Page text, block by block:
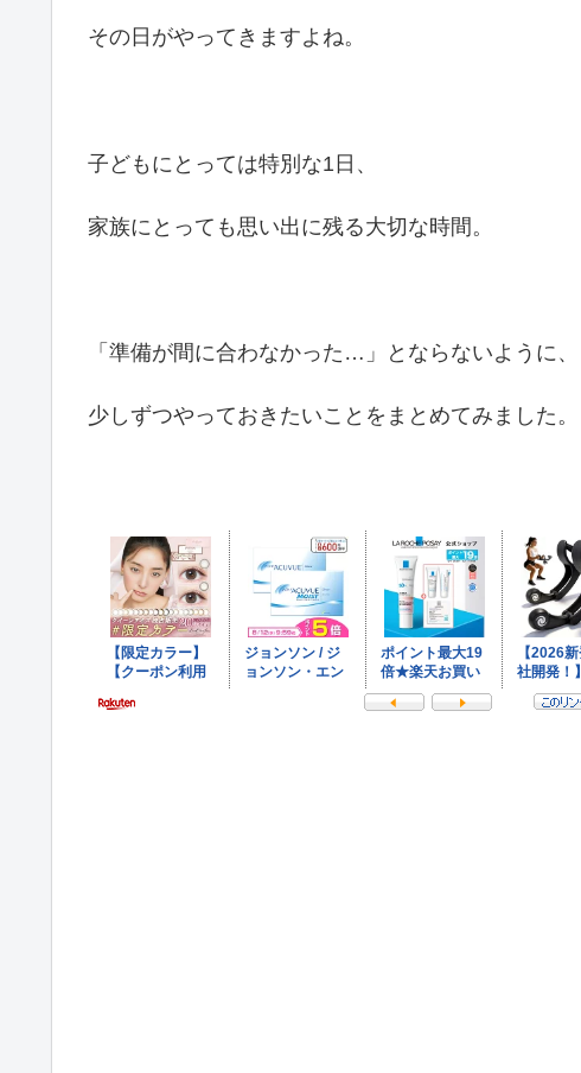
その日がやってきますよね。
子どもにとっては特別な1日、
家族にとっても思い出に残る大切な時間。
「準備が間に合わなかった…」とならないように、
少しずつやっておきたいことをまとめてみました。